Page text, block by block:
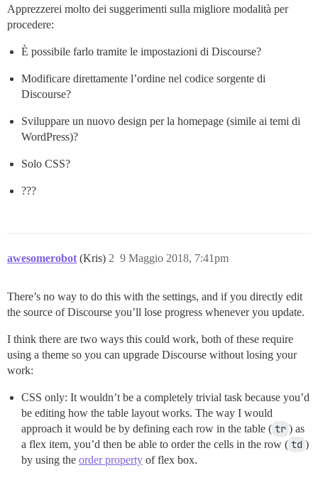
Apprezzerei molto dei suggerimenti sulla migliore modalità per
procedere:
È possibile farlo tramite le impostazioni di Discourse?
Modificare direttamente l’ordine nel codice sorgente di
Discourse?
Sviluppare un nuovo design per la homepage (simile ai temi di
WordPress)?
Solo CSS?
???
awesomerobot (Kris) 9 Maggio 2018, 7:41pm
2
There’s no way to do this with the settings, and if you directly edit
the source of Discourse you’ll lose progress whenever you update.
I think there are two ways this could work, both of these require
using a theme so you can upgrade Discourse without losing your
work:
CSS only: It wouldn’t be a completely trivial task because you’d
be editing how the table layout works. The way I would
approach it would be by defining each row in the table ( tr ) as
a flex item, you’d then be able to order the cells in the row ( td )
by using the order property of flex box.